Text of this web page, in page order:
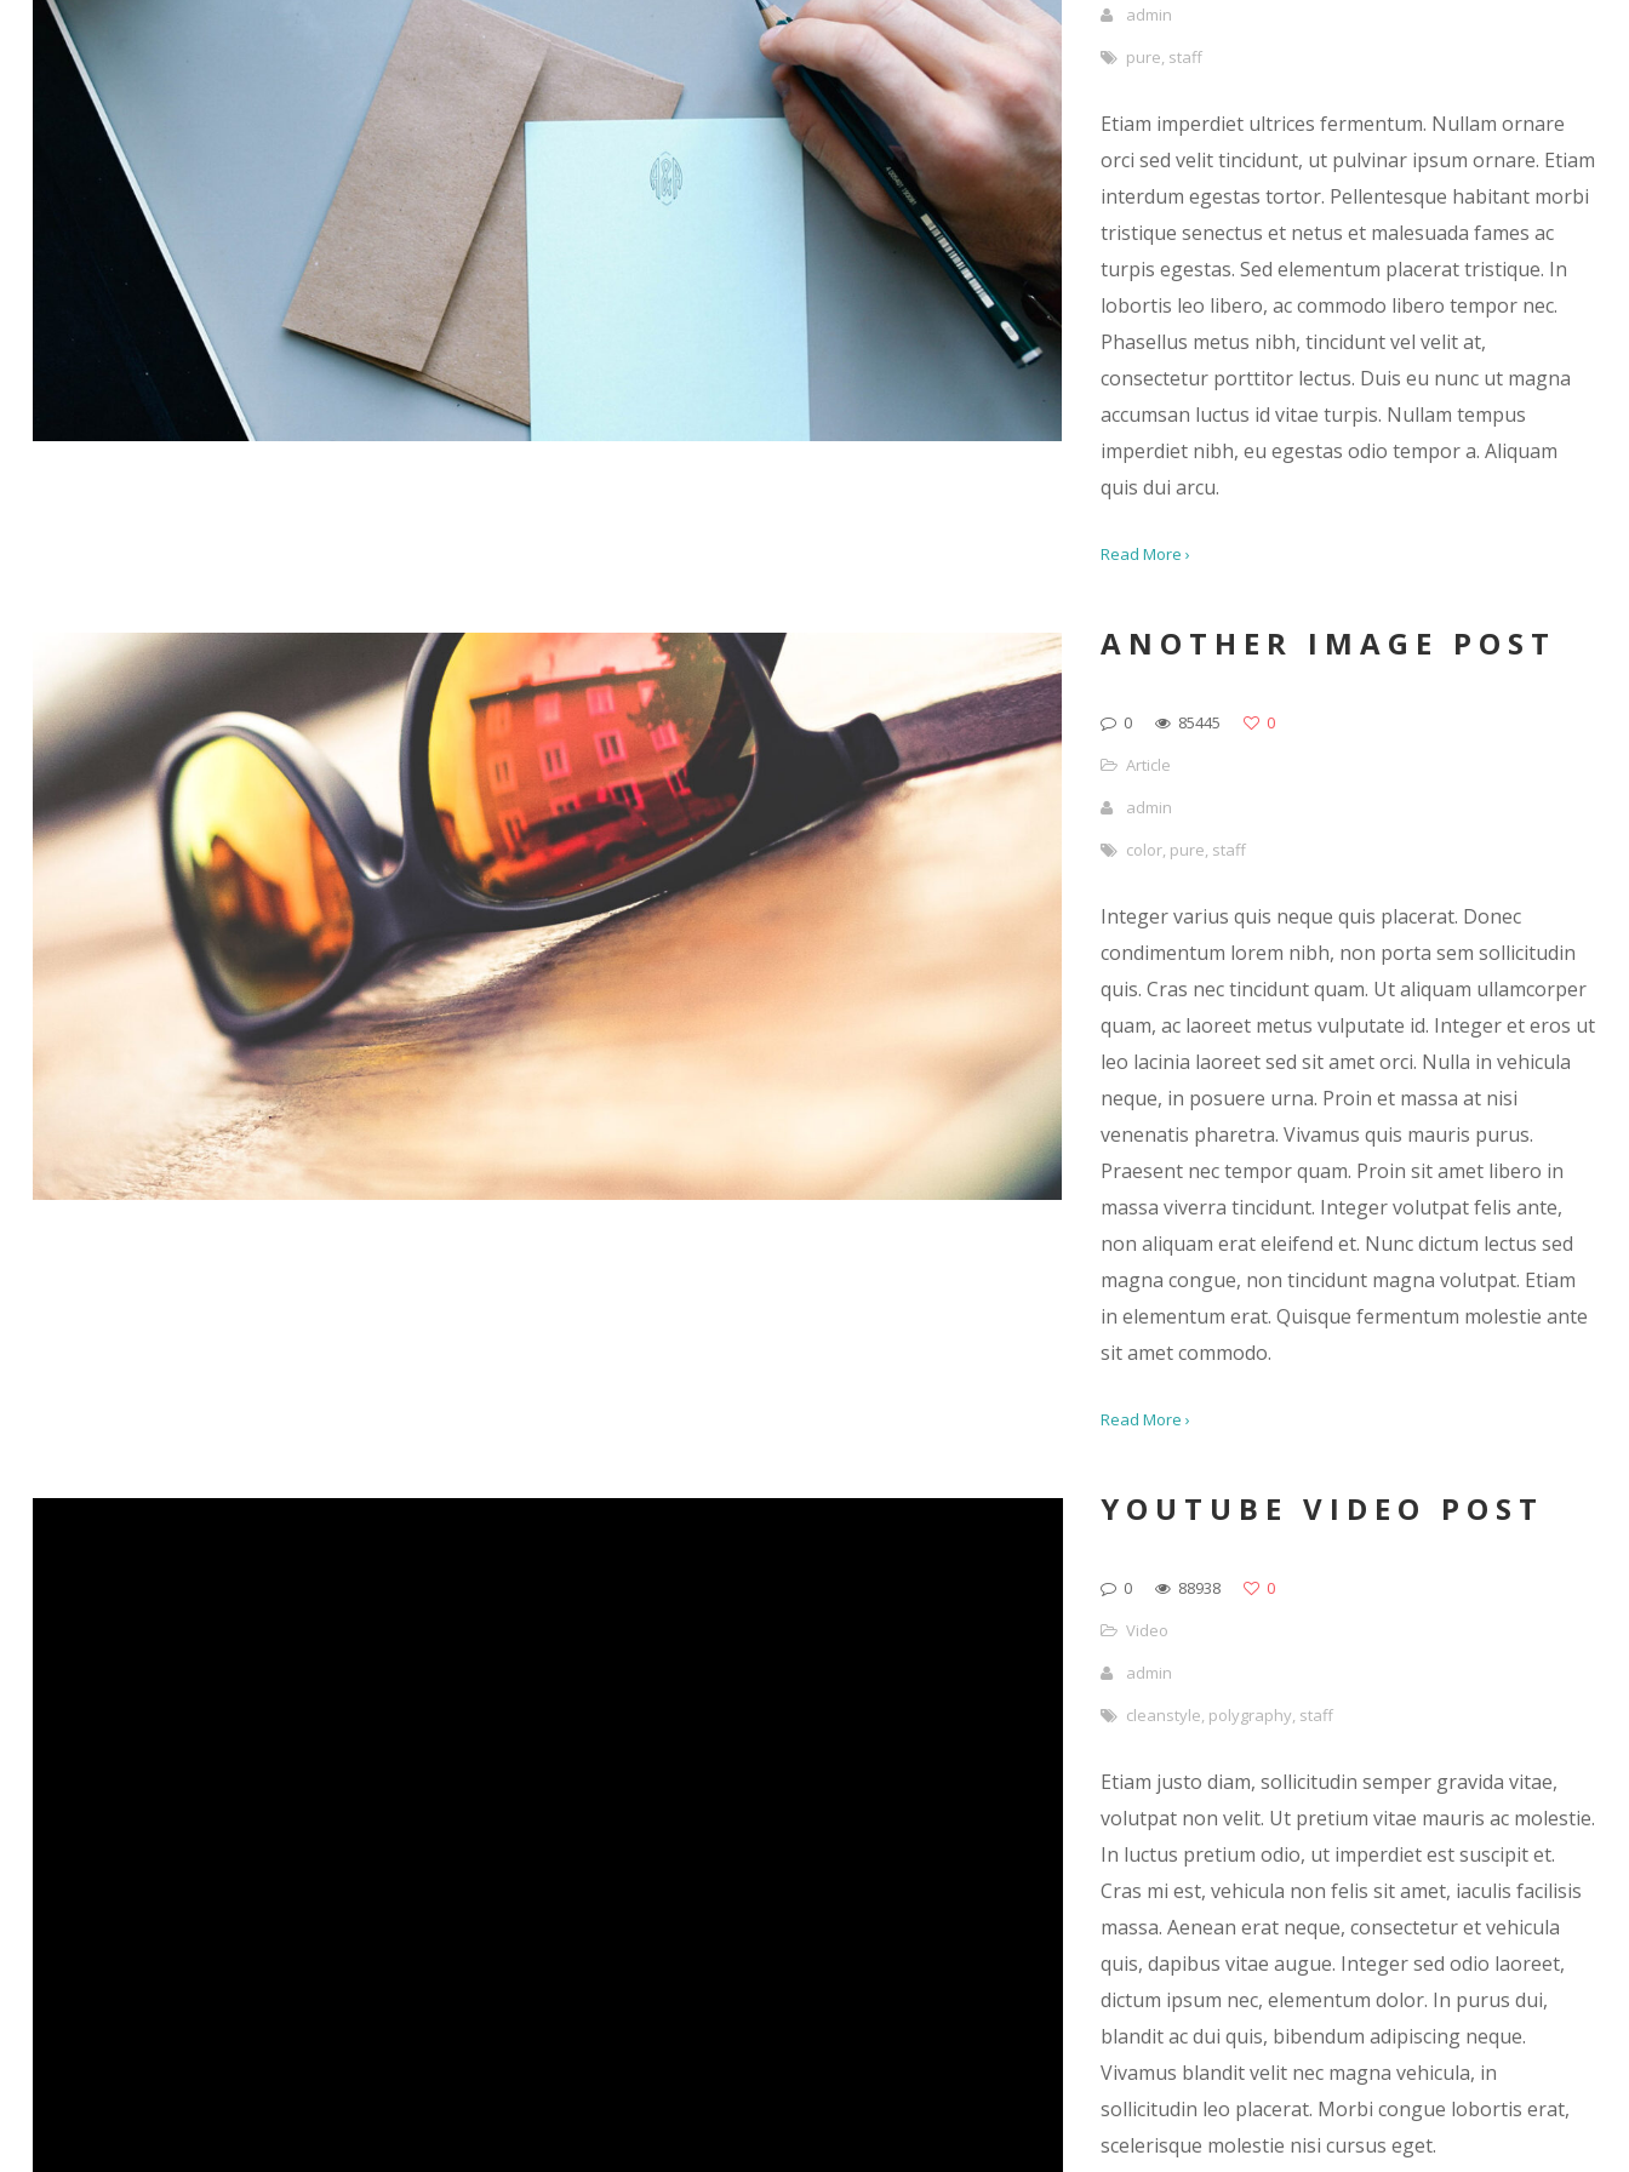
admin
pure, staff
Etiam imperdiet ultrices fermentum. Nullam ornare
orci sed velit tincidunt, ut pulvinar ipsum ornare. Etiam
interdum egestas tortor. Pellentesque habitant morbi
tristique senectus et netus et malesuada fames ac
turpis egestas. Sed elementum placerat tristique. In
lobortis leo libero, ac commodo libero tempor nec.
Phasellus metus nibh, tincidunt vel velit at,
consectetur porttitor lectus. Duis eu nunc ut magna
accumsan luctus id vitae turpis. Nullam tempus
imperdiet nibh, eu egestas odio tempor a. Aliquam
quis dui arcu.
Read More ›
ANOTHER IMAGE POST
0 85445
0
Article
admin
color, pure, staff
Integer varius quis neque quis placerat. Donec
condimentum lorem nibh, non porta sem sollicitudin
quis. Cras nec tincidunt quam. Ut aliquam ullamcorper
quam, ac laoreet metus vulputate id. Integer et eros ut
leo lacinia laoreet sed sit amet orci. Nulla in vehicula
neque, in posuere urna. Proin et massa at nisi
venenatis pharetra. Vivamus quis mauris purus.
Praesent nec tempor quam. Proin sit amet libero in
massa viverra tincidunt. Integer volutpat felis ante,
non aliquam erat eleifend et. Nunc dictum lectus sed
magna congue, non tincidunt magna volutpat. Etiam
in elementum erat. Quisque fermentum molestie ante
sit amet commodo.
Read More ›
YOUTUBE VIDEO POST
0 88938
0
Video
admin
cleanstyle, polygraphy, staff
Etiam justo diam, sollicitudin semper gravida vitae,
volutpat non velit. Ut pretium vitae mauris ac molestie.
In luctus pretium odio, ut imperdiet est suscipit et.
Cras mi est, vehicula non felis sit amet, iaculis facilisis
massa. Aenean erat neque, consectetur et vehicula
quis, dapibus vitae augue. Integer sed odio laoreet,
dictum ipsum nec, elementum dolor. In purus dui,
blandit ac dui quis, bibendum adipiscing neque.
Vivamus blandit velit nec magna vehicula, in
sollicitudin leo placerat. Morbi congue lobortis erat,
scelerisque molestie nisi cursus eget.